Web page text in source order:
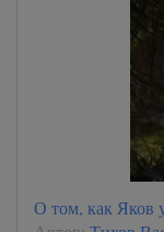
О том, как Яков